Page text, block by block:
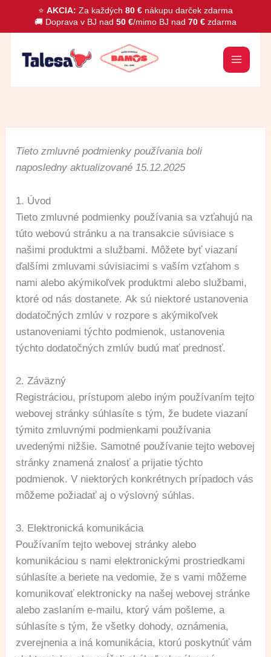
⭐ AKCIA: Za každých 80 € nákupu darček zdarma
🚚 Doprava v BJ nad 50 €/mimo BJ nad 70 € zdarma
Preskočiť
Tieto zmluvné podmienky používania boli
naposledny aktualizované 15.12.2025
1. Úvod
Tieto zmluvné podmienky používania sa vzťahujú na
túto webovú stránku a na transakcie súvisiace s
našimi produktmi a službami. Môžete byť viazaní
ďalšími zmluvami súvisiacimi s vaším vzťahom s
nami alebo akýmikoľvek produktmi alebo službami,
ktoré od nás dostanete. Ak sú niektoré ustanovenia
dodatočných zmlúv v rozpore s akýmikoľvek
ustanoveniami týchto podmienok, ustanovenia
týchto dodatočných zmlúv budú mať prednosť.
2. Záväzný
Registráciou, prístupom alebo iným používaním tejto
webovej stránky súhlasíte s tým, že budete viazaní
týmito zmluvnými podmienkami používania
uvedenými nižšie. Samotné používanie tejto webovej
stránky znamená znalosť a prijatie týchto
podmienok. V niektorých konkrétnych prípadoch vás
môžeme požiadať aj o výslovný súhlas.
3. Elektronická komunikácia
Používaním tejto webovej stránky alebo
komunikáciou s nami elektronickými prostriedkami
súhlasíte a beriete na vedomie, že s vami môžeme
komunikovať elektronicky na našej webovej stránke
alebo zaslaním e-mailu, ktorý vám pošleme, a
súhlasíte s tým, že všetky dohody, oznámenia,
zverejnenia a iná komunikácia, ktorú poskytnúť vám